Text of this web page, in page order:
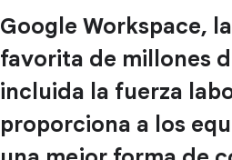
Google Workspace,
favorita de millones
incluida la fuerza
proporciona a los